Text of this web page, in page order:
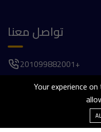
تواصل معنا
201099882001+
Your experience